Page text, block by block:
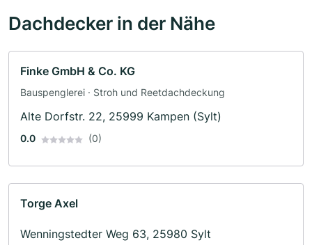
Dachdecker in der Nähe
Finke GmbH & Co. KG
Bauspenglerei · Stroh und Reetdachdeckung
Alte Dorfstr. 22, 25999 Kampen (Sylt)
0.0 (0)
Torge Axel
Wenningstedter Weg 63, 25980 Sylt